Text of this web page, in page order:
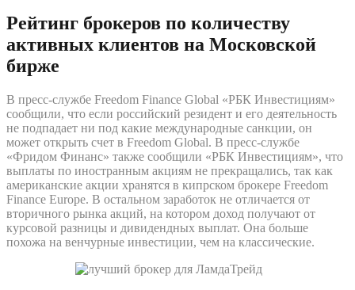
Рейтинг брокеров по количеству
активных клиентов на Московской
бирже
В пресс-службе Freedom Finance Global «РБК Инвестициям»
сообщили, что если российский резидент и его деятельность
не подпадает ни под какие международные санкции, он
может открыть счет в Freedom Global. В пресс-службе
«Фридом Финанс» также сообщили «РБК Инвестициям», что
выплаты по иностранным акциям не прекращались, так как
американские акции хранятся в кипрском брокере Freedom
Finance Europe. В остальном заработок не отличается от
вторичного рынка акций, на котором доход получают от
курсовой разницы и дивидендных выплат. Она больше
похожа на венчурные инвестиции, чем на классические.